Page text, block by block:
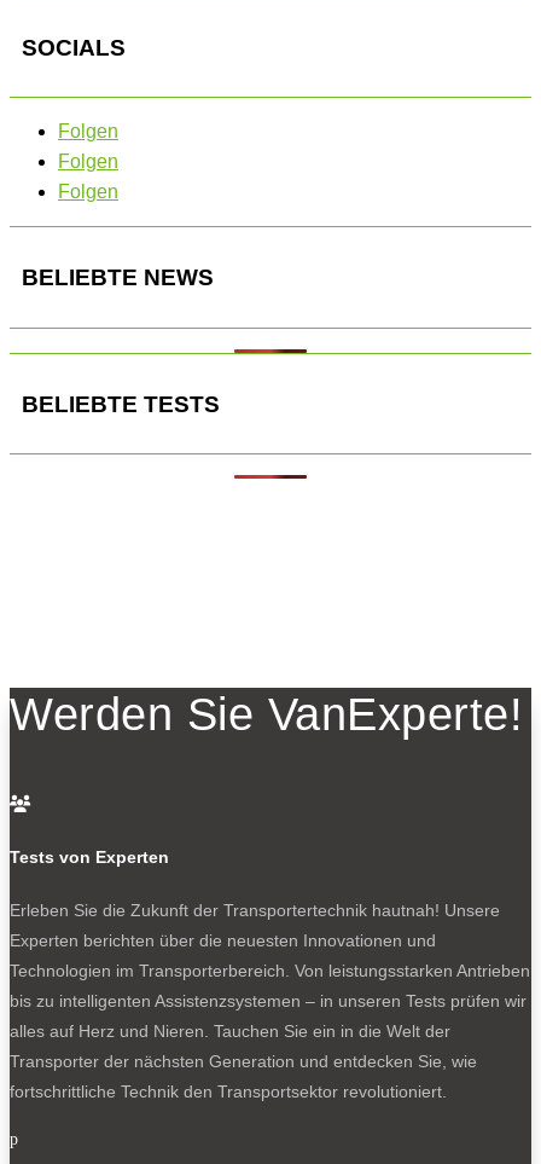
SOCIALS
Folgen
Folgen
Folgen
BELIEBTE NEWS
BELIEBTE TESTS
Werden Sie VanExperte!

Tests von Experten
Erleben Sie die Zukunft der Transportertechnik hautnah! Unsere
Experten berichten über die neuesten Innovationen und
Technologien im Transporterbereich. Von leistungsstarken Antrieben
bis zu intelligenten Assistenzsystemen – in unseren Tests prüfen wir
alles auf Herz und Nieren. Tauchen Sie ein in die Welt der
Transporter der nächsten Generation und entdecken Sie, wie
fortschrittliche Technik den Transportsektor revolutioniert.
p